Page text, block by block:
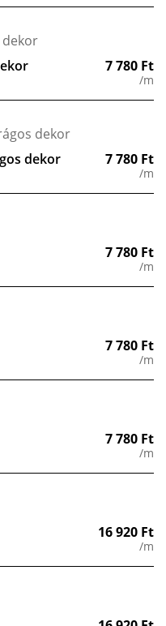
7 780 Ft
/m
dekor 7 780 Ft
/m
7 780 Ft
/m
7 780 Ft
/m
7 780 Ft
/m
16 920 Ft
/m